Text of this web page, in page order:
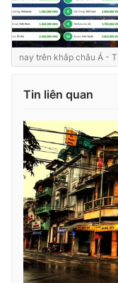
nay trên khắp châu Á -
Tin liên quan